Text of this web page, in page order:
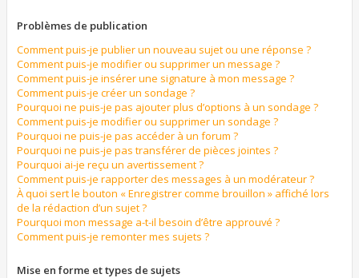
Problèmes de publication
Comment puis-je publier un nouveau sujet ou une réponse ?
Comment puis-je modifier ou supprimer un message ?
Comment puis-je insérer une signature à mon message ?
Comment puis-je créer un sondage ?
Pourquoi ne puis-je pas ajouter plus d’options à un sondage ?
Comment puis-je modifier ou supprimer un sondage ?
Pourquoi ne puis-je pas accéder à un forum ?
Pourquoi ne puis-je pas transférer de pièces jointes ?
Pourquoi ai-je reçu un avertissement ?
Comment puis-je rapporter des messages à un modérateur ?
À quoi sert le bouton « Enregistrer comme brouillon » affiché lors
de la rédaction d’un sujet ?
Pourquoi mon message a-t-il besoin d’être approuvé ?
Comment puis-je remonter mes sujets ?
Mise en forme et types de sujets